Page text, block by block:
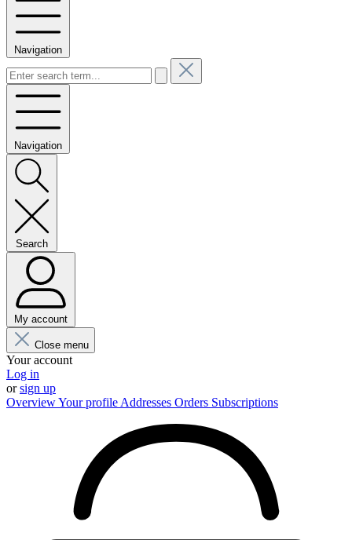
Navigation
Navigation
Search
My account
Close menu
Your account
Log in
orsign up
OverviewYour profile Addresses Orders Subscriptions